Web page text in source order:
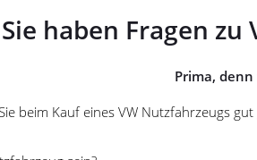
Sie haben Fragen
Prima,
beim Kauf eines VW Nutzfahrzeugs